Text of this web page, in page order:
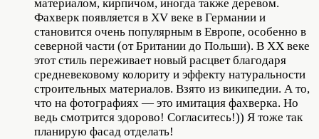
материалом, кирпичом, иногда также деревом.
Фахверк появляется в XV веке в Германии и
становится очень популярным в Европе, особенно в
северной части (от Британии до Польши). В XX веке
этот стиль переживает новый расцвет благодаря
средневековому колориту и эффекту натуральности
строительных материалов. Взято из википедии. А то,
что на фотографиях — это имитация фахверка. Но
ведь смотрится здорово! Согласитесь!)) Я тоже так
планирую фасад отделать!